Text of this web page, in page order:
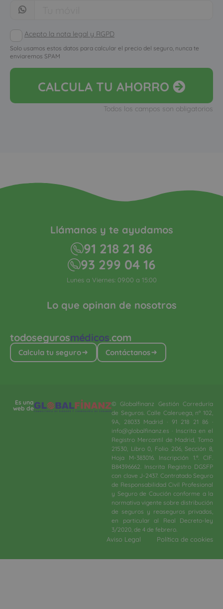
Acepto la nota legal y RGPD
Solo usamos estos datos para calcular el precio del seguro, nunca te
enviaremos SPAM
CALCULA TU AHORRO
Todos los campos son obligatorios
todosegurosmédicos.com
Calcula tu seguro Contáctanos
Lo que opinan de nosotros
Llámanos y te ayudamos
91 218 21 86
93 299 04 16
Lunes a Viernes: 09:00 a 15:00
Es una
web de
© Globalfinanz Gestión Correduría
de Seguros. Calle Caleruega, nº 102,
9A, 28033 Madrid · 91 218 21 86 ·
info@globalfinanz.es · Inscrita en el
Registro Mercantil de Madrid, Tomo
21530, Libro 0, Folio 206, Sección 8,
Hoja M-383016. Inscripción 1.ª. CIF.
B84396662. Inscrita Registro DGSFP
con clave J-2437. Contratado Seguro
de Responsabilidad Civil Profesional
y Seguro de Caución conforme a la
normativa vigente sobre distribución
de seguros y reaseguros privados,
en particular al Real Decreto-ley
3/2020, de 4 de febrero.​
Aviso Legal Política de cookies